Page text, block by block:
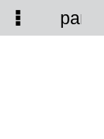
Menu
panel